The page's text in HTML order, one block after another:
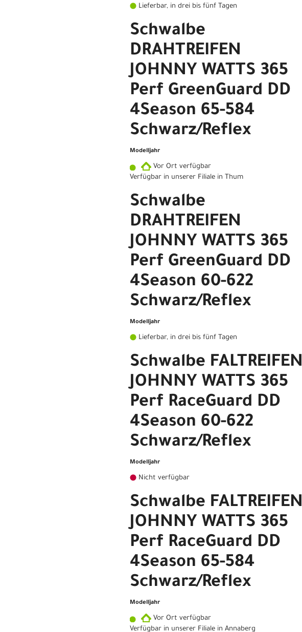
Lieferbar, in drei bis fünf Tagen
Schwalbe
DRAHTREIFEN
JOHNNY WATTS 365
Perf GreenGuard DD
4Season 65-584
Schwarz/Reflex
Modelljahr
Vor Ort verfügbar
Verfügbar in unserer Filiale in Thum
Schwalbe
DRAHTREIFEN
JOHNNY WATTS 365
Perf GreenGuard DD
4Season 60-622
Schwarz/Reflex
Modelljahr
Lieferbar, in drei bis fünf Tagen
Schwalbe FALTREIFEN
JOHNNY WATTS 365
Perf RaceGuard DD
4Season 60-622
Schwarz/Reflex
Modelljahr
Nicht verfügbar
Schwalbe FALTREIFEN
JOHNNY WATTS 365
Perf RaceGuard DD
4Season 65-584
Schwarz/Reflex
Modelljahr
Vor Ort verfügbar
Verfügbar in unserer Filiale in Annaberg